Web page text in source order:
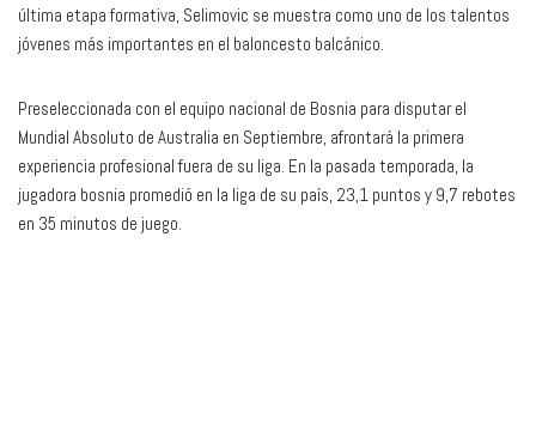
última etapa formativa, Selimovic se muestra como uno de los talentos
jóvenes más importantes en el baloncesto balcánico.
Preseleccionada con el equipo nacional de Bosnia para disputar el
Mundial Absoluto de Australia en Septiembre, afrontará la primera
experiencia profesional fuera de su liga. En la pasada temporada, la
jugadora bosnia promedió en la liga de su país, 23,1 puntos y 9,7 rebotes
en 35 minutos de juego.